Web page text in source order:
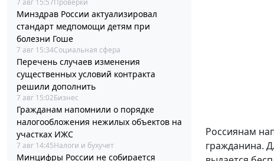
7 авг 15:57Проверки
Минздрав России актуализировал
стандарт медпомощи детям при
болезни Гоше
7 авг 15:34Социальная сфера
Перечень случаев изменения
существенных условий контракта
решили дополнить
7 авг 15:02Бизнес
Гражданам напомнили о порядке
налогообложения нежилых объектов на
участках ИЖС
7 авг 14:45Налоги и бухучет
Минцифры России не собирается
Россиянам
гражданина.